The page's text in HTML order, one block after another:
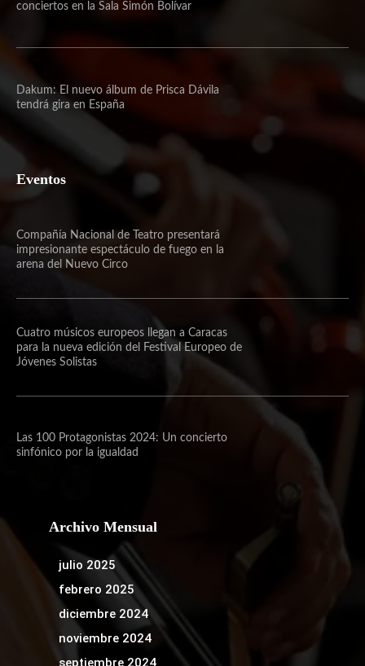
conciertos en la Sala Simón Bolívar
Dakum: El nuevo álbum de Prisca Dávila
tendrá gira en España
Eventos
Compañía Nacional de Teatro presentará
impresionante espectáculo de fuego en la
arena del Nuevo Circo
Cuatro músicos europeos llegan a Caracas
para la nueva edición del Festival Europeo de
Jóvenes Solistas
Las 100 Protagonistas 2024: Un concierto
sinfónico por la igualdad
Archivo Mensual
julio 2025
febrero 2025
diciembre 2024
noviembre 2024
septiembre 2024